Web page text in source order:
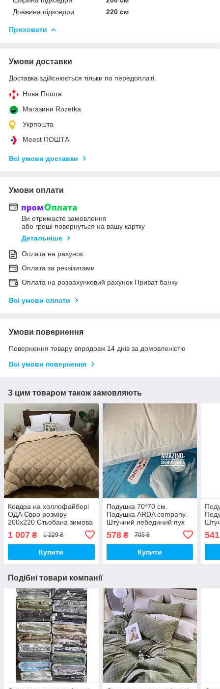
Довжина підковдри
220 см
Приховати
Умови доставки
Доставка здійснюється тільки по передоплаті.
Нова Пошта
Магазини Rozetka
Укрпошта
Meest ПОШТА
Всі умови доставки
Умови оплати
Ви отримаєте замовлення
або гроші повернуться на вашу картку
Детальніше
Оплата на рахунок
Оплата за реквізитами
Оплата на розрахунковий рахунок Приват банку
Всі умови оплати
Умови повернення
Повернення товару впродовж 14 днів за домовленістю
Всі умови повернення
З цим товаром також замовляють
Ковдра на холлофайбері
ОДА Євро розміру
200х220 Стьобана зимова
1 007 ₴ 1 229 ₴
Купити
Подушка 70*70 см.
Подушка ARDA company.
Штучний лебединий пух
578₴ 705 ₴
Купити
541
Подібні товари компанії